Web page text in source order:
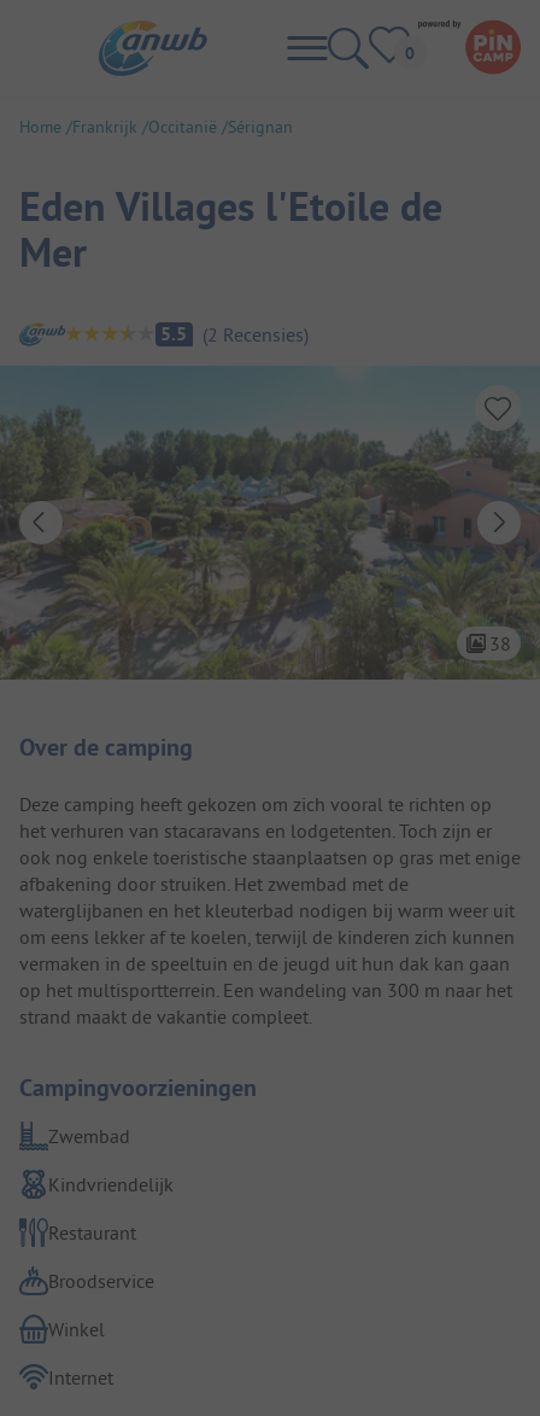
Home Frankrijk Occitanië Sérignan
Eden Villages l'Etoile de
Mer
Camping overzicht
5.5 (2 Recensies)
38
Over de camping
Deze camping heeft gekozen om zich vooral te richten op
het verhuren van stacaravans en lodgetenten. Toch zijn er
ook nog enkele toeristische staanplaatsen op gras met enige
afbakening door struiken. Het zwembad met de
waterglijbanen en het kleuterbad nodigen bij warm weer uit
om eens lekker af te koelen, terwijl de kinderen zich kunnen
vermaken in de speeltuin en de jeugd uit hun dak kan gaan
op het multisportterrein. Een wandeling van 300 m naar het
strand maakt de vakantie compleet.
Campingvoorzieningen
Zwembad
Kindvriendelijk
Restaurant
Broodservice
Winkel
Internet